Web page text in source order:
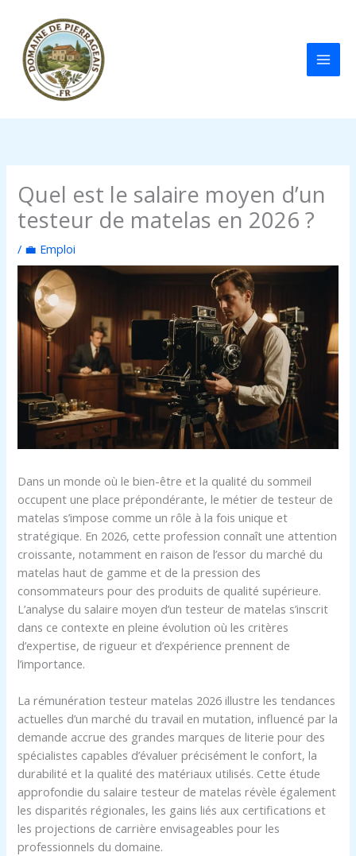
contenu
Quel est le salaire moyen d’un
testeur de matelas en 2026 ?
/ 💼 Emploi
Dans un monde où le bien-être et la qualité du sommeil
occupent une place prépondérante, le métier de testeur de
matelas s’impose comme un rôle à la fois unique et
stratégique. En 2026, cette profession connaît une attention
croissante, notamment en raison de l’essor du marché du
matelas haut de gamme et de la pression des
consommateurs pour des produits de qualité supérieure.
L’analyse du salaire moyen d’un testeur de matelas s’inscrit
dans ce contexte en pleine évolution où les critères
d’expertise, de rigueur et d’expérience prennent de
l’importance.
La rémunération testeur matelas 2026 illustre les tendances
actuelles d’un marché du travail en mutation, influencé par la
demande accrue des grandes marques de literie pour des
spécialistes capables d’évaluer précisément le confort, la
durabilité et la qualité des matériaux utilisés. Cette étude
approfondie du salaire testeur de matelas révèle également
les disparités régionales, les gains liés aux certifications et
les projections de carrière envisageables pour les
professionnels du domaine.